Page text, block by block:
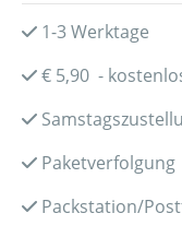
1-3 Werktage
€ 5,90 -
Paketverfolgung
Packstation/